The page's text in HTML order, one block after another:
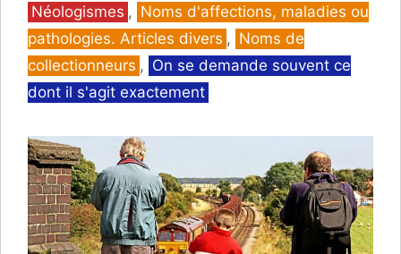
Catégories
Néologismes , Noms d'affections, maladies ou
pathologies. Articles divers , Noms de
collectionneurs , On se demande souvent ce
dont il s'agit exactement